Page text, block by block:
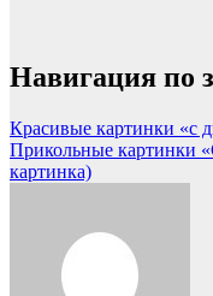
Навигация по
Красивые картинки «с
Прикольные картинки
картинка)